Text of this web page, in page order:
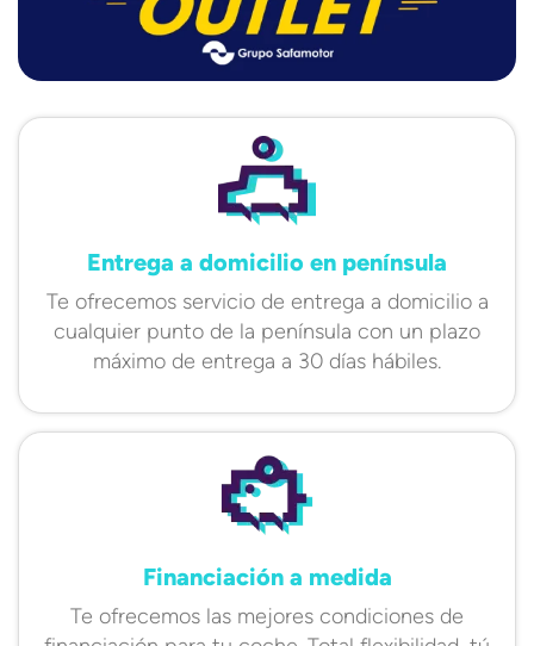
Entrega a domicilio en península
Te ofrecemos servicio de entrega a domicilio a
cualquier punto de la península con un plazo
máximo de entrega a 30 días hábiles.
Financiación a medida
Te ofrecemos las mejores condiciones de